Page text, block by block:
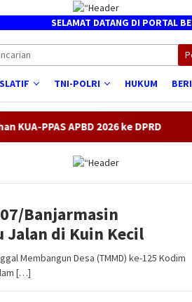
SELAMAT DATANG DI PORTAL BERITA
TNI-POLRI HUKUM
2026 ke DPRD Bupati
Banjarmasin
Jalan di Kuin Kecil
Membangun Desa (TMMD) ke-125 Kodim
[…]